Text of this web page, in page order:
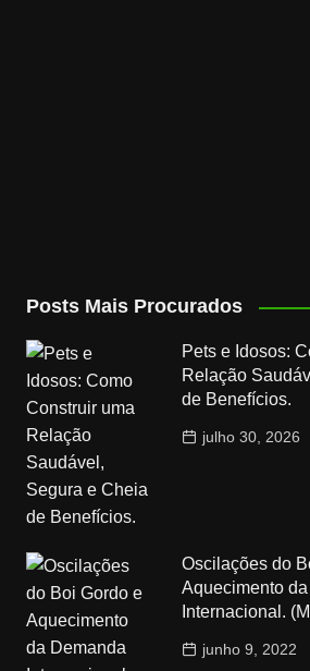
Posts Mais Procurados
Pets e Idosos:
Relação
de Benefícios.
julho 30, 2026
Oscilações do
Aquecimento
Internacional.
junho 9, 2022